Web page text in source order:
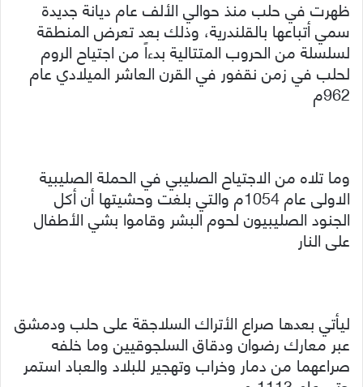
ظهرت في حلب منذ حوالي الألف عام ديانة جديدة
سمي أتباعها بالقلندرية، وذلك بعد تعرض المنطقة
لسلسلة من الحروب المتتالية بدءاً من اجتياح الروم
لحلب في زمن نقفور في القرن العاشر الميلادي عام
962م
وما تلاه من الاجتياح الصليبي في الحملة الصليبية
الاولى عام 1054م والتي بلغت وحشيتها أن أكل
الجنود الصليبيون لحوم البشر وقاموا بشي الأطفال
على النار
ليأتي بعدها صراع الأتراك السلاجقة على حلب ودمشق
عبر معارك رضوان ودقاق السلجوقيين وما خلفه
صراعهما من دمار وخراب وتهجير للبلاد والعباد استمر